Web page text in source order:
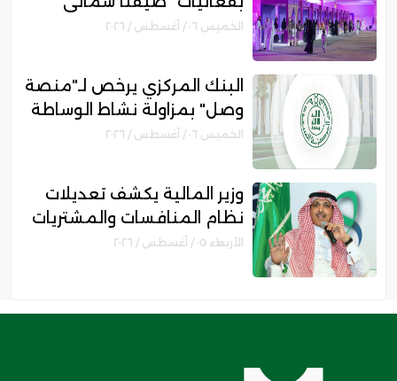
2026" لتمكين رواد الأعمالالخميس ٠٦ / أغسطس / ٢٠٢٦
البنك المركزي يرخص لـ"منصة
وصل" بمزاولة نشاط الوساطة
الرقمية لجهات التمويل
الخميس ٠٦ / أغسطس / ٢٠٢٦
وزير المالية يكشف تعديلات
نظام المنافسات والمشتريات
الحكومية الجديد
الأربعاء ٠٥ / أغسطس / ٢٠٢٦